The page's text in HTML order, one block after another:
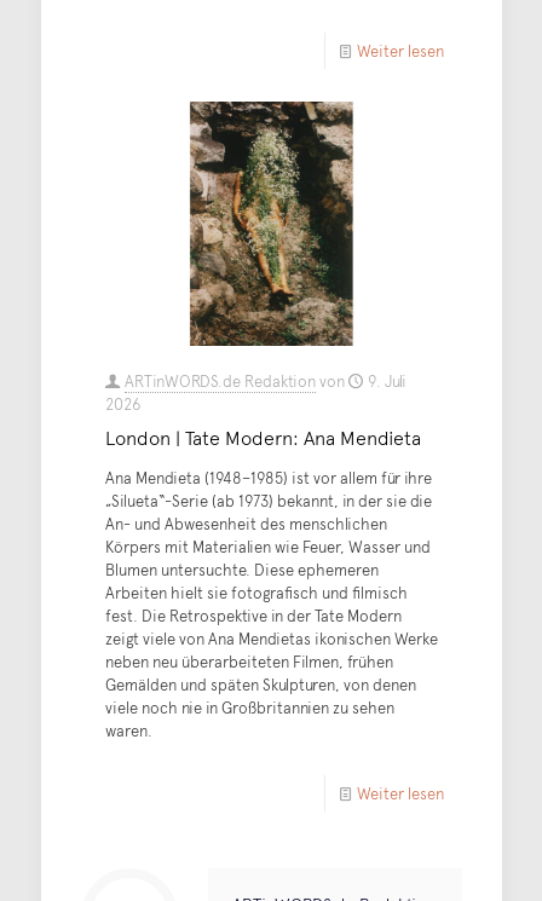
Weiter lesen
ARTinWORDS.de Redaktionvon
9. Juli
2026
London | Tate Modern: Ana Mendieta
Ana Mendieta (1948–1985) ist vor allem für ihre
„Silueta“-Serie (ab 1973) bekannt, in der sie die
An- und Abwesenheit des menschlichen
Körpers mit Materialien wie Feuer, Wasser und
Blumen untersuchte. Diese ephemeren
Arbeiten hielt sie fotografisch und filmisch
fest. Die Retrospektive in der Tate Modern
zeigt viele von Ana Mendietas ikonischen Werke
neben neu überarbeiteten Filmen, frühen
Gemälden und späten Skulpturen, von denen
viele noch nie in Großbritannien zu sehen
waren.
Weiter lesen